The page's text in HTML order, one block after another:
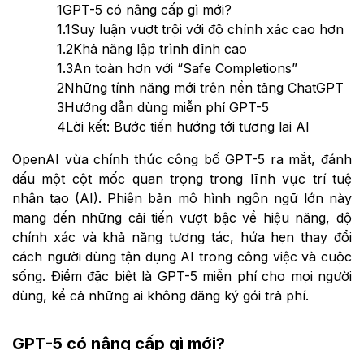
1GPT-5 có nâng cấp gì mới?
1.1Suy luận vượt trội với độ chính xác cao hơn
1.2Khả năng lập trình đỉnh cao
1.3An toàn hơn với “Safe Completions”
2Những tính năng mới trên nền tảng ChatGPT
3Hướng dẫn dùng miễn phí GPT-5
4Lời kết: Bước tiến hướng tới tương lai AI
OpenAI vừa chính thức công bố GPT-5 ra mắt, đánh
dấu một cột mốc quan trọng trong lĩnh vực trí tuệ
nhân tạo (AI). Phiên bản mô hình ngôn ngữ lớn này
mang đến những cải tiến vượt bậc về hiệu năng, độ
chính xác và khả năng tương tác, hứa hẹn thay đổi
cách người dùng tận dụng AI trong công việc và cuộc
sống. Điểm đặc biệt là GPT-5 miễn phí cho mọi người
dùng, kể cả những ai không đăng ký gói trả phí.
GPT-5 có nâng cấp gì mới?